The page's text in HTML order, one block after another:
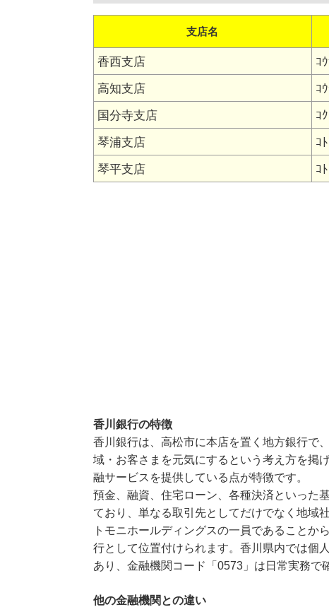
支店名
香西支店 ｺ
高知支店 ｺ
国分寺支店 ｺ
琴浦支店 ｺ
琴平支店 ｺ
香川銀行の特徴
香川銀行は、高松市に本店を置く地方銀行で
域・お客さまを元気にするという考え方を掲
融サービスを提供している点が特徴です。
預金、融資、住宅ローン、各種決済といった
ており、単なる取引先としてだけでなく地域
トモニホールディングスの一員であることか
行として位置付けられます。香川県内では個
あり、金融機関コード「0573」は日常実務で
他の金融機関との違い